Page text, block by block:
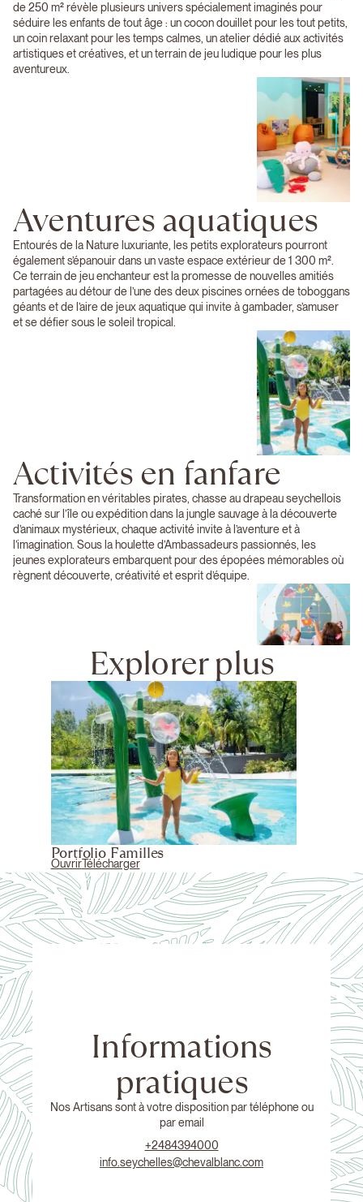
de 250 m² révèle plusieurs univers spécialement imaginés pour
séduire les enfants de tout âge : un cocon douillet pour les tout petits,
un coin relaxant pour les temps calmes, un atelier dédié aux activités
artistiques et créatives, et un terrain de jeu ludique pour les plus
aventureux.
Aventures aquatiques
Entourés de la Nature luxuriante, les petits explorateurs pourront
également s’épanouir dans un vaste espace extérieur de 1 300 m².
Ce terrain de jeu enchanteur est la promesse de nouvelles amitiés
partagées au détour de l’une des deux piscines ornées de toboggans
géants et de l’aire de jeux aquatique qui invite à gambader, s’amuser
et se défier sous le soleil tropical.
Activités en fanfare
Transformation en véritables pirates, chasse au drapeau seychellois
caché sur l’île ou expédition dans la jungle sauvage à la découverte
d’animaux mystérieux, chaque activité invite à l’aventure et à
l’imagination. Sous la houlette d’Ambassadeurs passionnés, les
jeunes explorateurs embarquent pour des épopées mémorables où
règnent découverte, créativité et esprit d’équipe.
Explorer plus
Portfolio Familles
OuvrirTélécharger
Informations
pratiques
Nos Artisans sont à votre disposition par téléphone ou
par email
+2484394000
info.seychelles@chevalblanc.com